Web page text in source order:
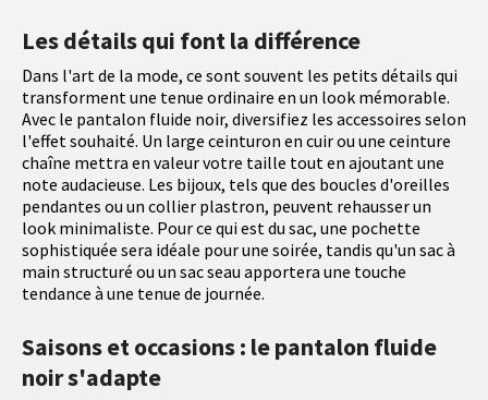
Les détails qui font la différence
Dans l'art de la mode, ce sont souvent les petits détails qui
transforment une tenue ordinaire en un look mémorable.
Avec le pantalon fluide noir, diversifiez les accessoires selon
l'effet souhaité. Un large ceinturon en cuir ou une ceinture
chaîne mettra en valeur votre taille tout en ajoutant une
note audacieuse. Les bijoux, tels que des boucles d'oreilles
pendantes ou un collier plastron, peuvent rehausser un
look minimaliste. Pour ce qui est du sac, une pochette
sophistiquée sera idéale pour une soirée, tandis qu'un sac à
main structuré ou un sac seau apportera une touche
tendance à une tenue de journée.
Saisons et occasions : le pantalon fluide
noir s'adapte